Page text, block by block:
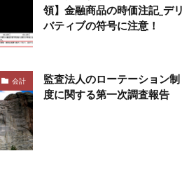
領】金融商品の時価注記_デリ
バティブの符号に注意！
会計
監査法人のローテーション制
度に関する第一次調査報告